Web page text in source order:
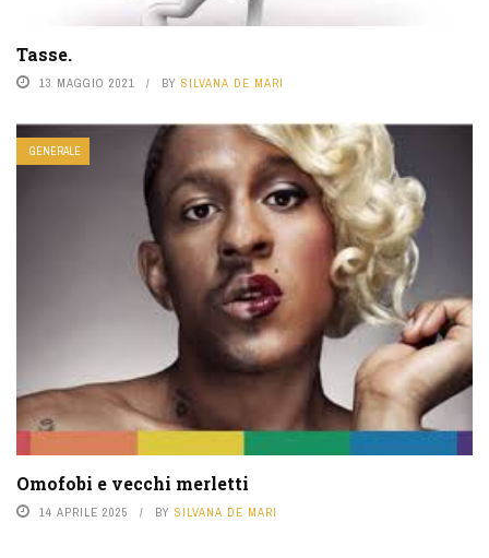
Tasse.
13 MAGGIO 2021 BY SILVANA DE MARI
GENERALE
Omofobi e vecchi merletti
14 APRILE 2025 BY SILVANA DE MARI